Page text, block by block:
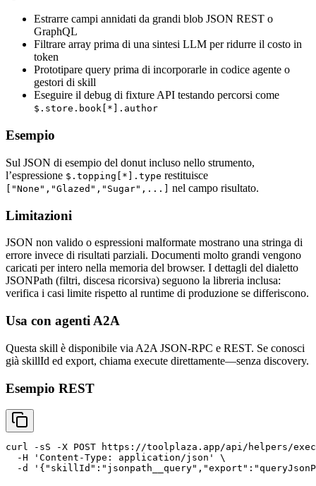
Estrarre campi annidati da grandi blob JSON REST o
GraphQL
Filtrare array prima di una sintesi LLM per ridurre il costo in
token
Prototipare query prima di incorporarle in codice agente o
gestori di skill
Eseguire il debug di fixture API testando percorsi come
$.store.book[*].author
Esempio
Sul JSON di esempio del donut incluso nello strumento,
l’espressione $.topping[*].type restituisce
["None","Glazed","Sugar",...] nel campo risultato.
Limitazioni
JSON non valido o espressioni malformate mostrano una stringa di
errore invece di risultati parziali. Documenti molto grandi vengono
caricati per intero nella memoria del browser. I dettagli del dialetto
JSONPath (filtri, discesa ricorsiva) seguono la libreria inclusa:
verifica i casi limite rispetto al runtime di produzione se differiscono.
Usa con agenti A2A
Questa skill è disponibile via A2A JSON-RPC e REST. Se conosci
già skillId ed export, chiama execute direttamente—senza discovery.
Esempio REST
curl -sS -X POST https://toolplaza.app/api/helpers/
  -H 'Content-Type: application/json' \